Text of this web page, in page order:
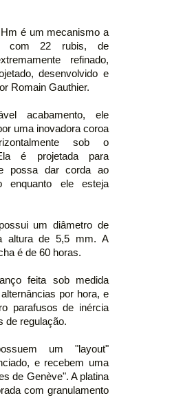
é um mecanismo a
com 22 rubis, de
refinado,
desenvolvido e
Romain Gauthier.
acabamento, ele
uma inovadora coroa
sob o
é projetada para
possa dar corda ao
enquanto ele esteja
um diâmetro de
altura de 5,5 mm. A
é de 60 horas.
feita sob medida
por hora, e
parafusos de inércia
de regulação.
um "layout"
e recebem uma
de Genève". A platina
com granulamento